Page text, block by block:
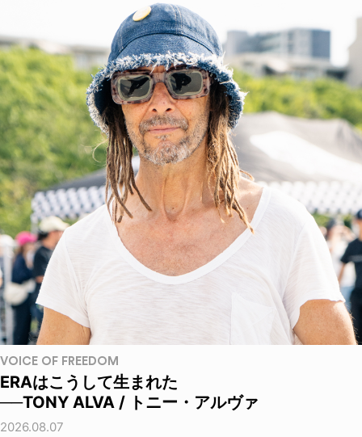
VOICE OF FREEDOM
ERAはこうして生まれた
──TONY ALVA / トニー・アルヴァ
2026.08.07